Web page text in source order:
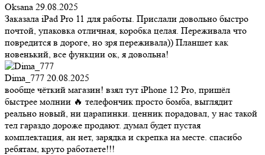
Oksana 29.08.2025
Заказала iPad Pro 11 для работы. Прислали довольно быстро
почтой, упаковка отличная, коробка целая. Переживала что
повредится в дороге, но зря переживала)) Планшет как
новенький, все функции ок, я довольна!
Dima_777 20.08.2025
вообще чёткий магазин! взял тут iPhone 12 Pro, пришёл
быстрее молнии 🔥 телефончик просто бомба, выглядит
реально новый, ни царапинки. ценник порадовал, у нас такой
тел гараздо дороже продают. думал будет пустая
комплектация, ан нет, зарядка и скрепка на месте. спасибо
ребятам, круто работаете!!!